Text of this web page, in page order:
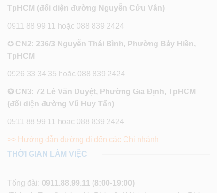
TpHCM (đối diện đường Nguyễn Cửu Vân)
0911 88 99 11 hoặc 088 839 2424
✪ CN2: 236/3 Nguyễn Thái Bình, Phường Bảy Hiền,
TpHCM
0926 33 34 35 hoặc 088 839 2424
✪ CN3: 72 Lê Văn Duyệt, Phường Gia Định, TpHCM
(đối diện đường Vũ Huy Tấn)
0911 88 99 11 hoặc 088 839 2424
>> Hướng dẫn đường đi đến các Chi nhánh
THỜI GIAN LÀM VIỆC
Tổng đài: 0911.88.99.11 (8:00-19:00)